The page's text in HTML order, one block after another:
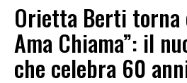
Orietta Berti torna
Ama Chiama”: il
che celebra 60